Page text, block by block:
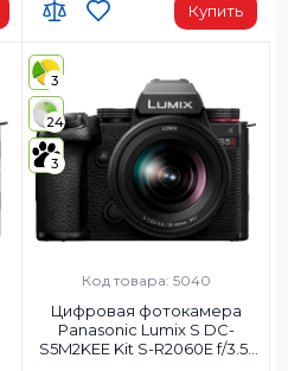
Купить
3
24
3
Код товара: 5040
Цифровая фотокамера
Panasonic Lumix S DC-
S5M2KEE Kit S-R2060E f/3.5-